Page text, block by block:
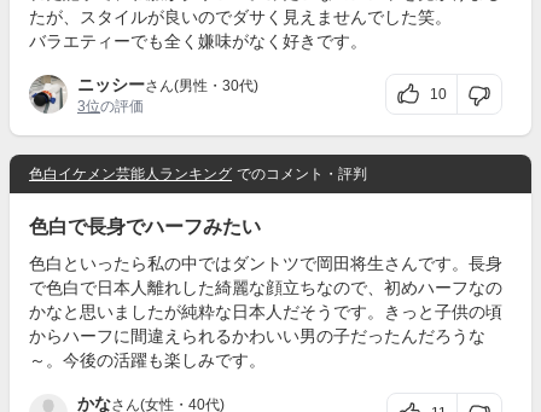
たが、スタイルが良いのでダサく見えませんでした笑。
バラエティーでも全く嫌味がなく好きです。
ニッシーさん(男性・30代)
3位の評価
10
色白イケメン芸能人ランキング でのコメント・評判
色白で長身でハーフみたい
色白といったら私の中ではダントツで岡田将生さんです。長身
で色白で日本人離れした綺麗な顔立ちなので、初めハーフなの
かなと思いましたが純粋な日本人だそうです。きっと子供の頃
からハーフに間違えられるかわいい男の子だったんだろうな
～。今後の活躍も楽しみです。
かなさん(女性・40代)